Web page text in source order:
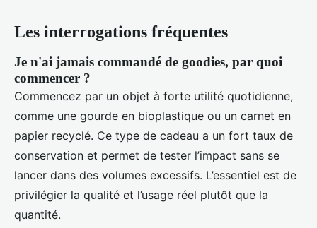
Les interrogations fréquentes
Je n'ai jamais commandé de goodies, par quoi
commencer ?
Commencez par un objet à forte utilité quotidienne,
comme une gourde en bioplastique ou un carnet en
papier recyclé. Ce type de cadeau a un fort taux de
conservation et permet de tester l’impact sans se
lancer dans des volumes excessifs. L’essentiel est de
privilégier la qualité et l’usage réel plutôt que la
quantité.